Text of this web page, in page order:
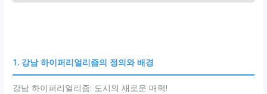
1. 강남 하이퍼리얼리즘의 정의와 배경
강남 하이퍼리얼리즘: 도시의 새로운 매력!